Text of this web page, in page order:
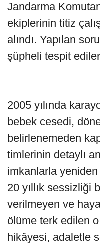
Jandarma
ekiplerinin titiz
alındı. Yapılan
şüpheli tespit
2005 yılında
bebek cesedi,
belirlenemeden
timlerinin detaylı
imkanlarla yeniden
20 yıllık sessizliği
verilmeyen ve
ölüme terk edilen
hikâyesi, adaletle